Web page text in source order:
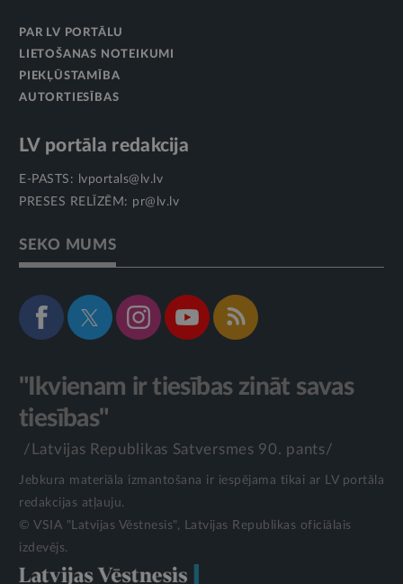
PAR LV PORTĀLU
LIETOŠANAS NOTEIKUMI
PIEKĻŪSTAMĪBA
AUTORTIESĪBAS
LV portāla redakcija
E-PASTS:
lvportals@lv.lv
PRESES RELĪZĒM: pr@lv.lv
SEKO MUMS
"Ikvienam ir tiesības zināt savas
tiesības"
/Latvijas Republikas Satversmes 90. pants/
Jebkura materiāla izmantošana ir iespējama tikai ar LV portāla
redakcijas atļauju.
© VSIA "Latvijas Vēstnesis", Latvijas Republikas oficiālais
izdevējs.